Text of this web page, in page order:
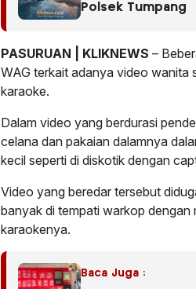
Polsek Tumpang
PASURUAN | KLIKNEWS –
WAG terkait adanya video wanita
karaoke.
Dalam video yang berdurasi
celana dan pakaian dalamnya
kecil seperti di diskotik dengan
Video yang beredar tersebut
banyak di tempati warkop
karaokenya.
Baca Juga :